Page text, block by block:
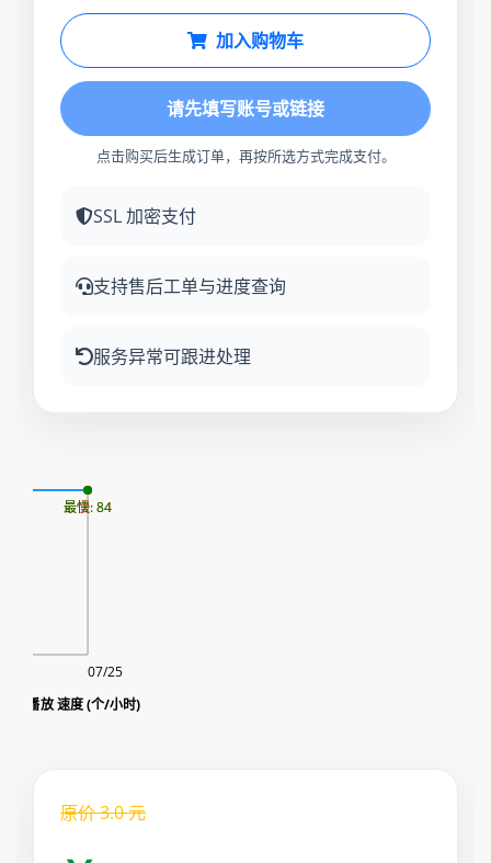
加入购物车
请先填写账号或链接
点击购买后生成订单，再按所选方式完成支付。
SSL 加密支付
支持售后工单与进度查询
服务异常可跟进处理
帖子 view播放 速度 (个/小时)
07/25
最慢: 84
最快: 84
原价3.0元